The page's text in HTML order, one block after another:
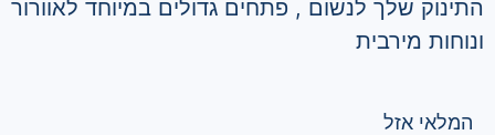
התינוק שלך לנשום , פתחים גדולים במיוחד לאוורור
ונוחות מירבית
המלאי אזל